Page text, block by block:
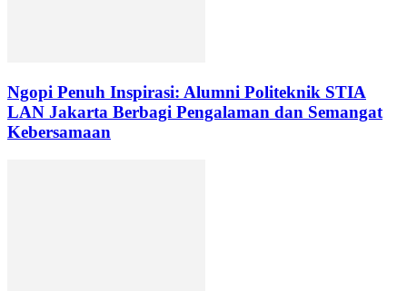
Ngopi Penuh Inspirasi: Alumni Politeknik STIA
LAN Jakarta Berbagi Pengalaman dan Semangat
Kebersamaan